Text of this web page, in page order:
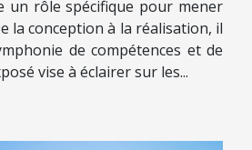
un rôle spécifique pour mener
la conception à la réalisation, il
de compétences et de
vise à éclairer sur les...